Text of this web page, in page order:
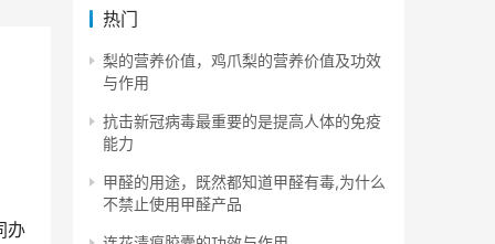
办
热门
梨的营养价值，鸡爪梨的营养价值及功效
与作用
抗击新冠病毒最重要的是提高人体的免疫
能力
甲醛的用途，既然都知道甲醛有毒,为什么
不禁止使用甲醛产品